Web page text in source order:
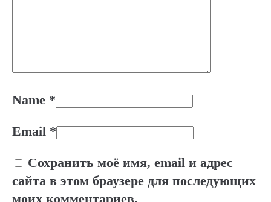
Name *
Email *
Сохранить моё имя, email и адрес
сайта в этом браузере для последующих
моих комментариев.